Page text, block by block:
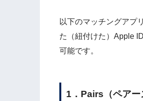
以下のマッチングアプ
た（紐付けた）Apple
可能です。
1．Pairs（ペアー